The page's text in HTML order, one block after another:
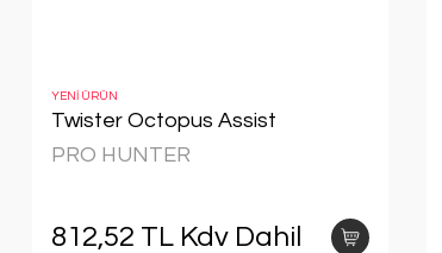
YENİ ÜRÜN
Twister Octopus Assist
PRO HUNTER
812,52 TL Kdv Dahil